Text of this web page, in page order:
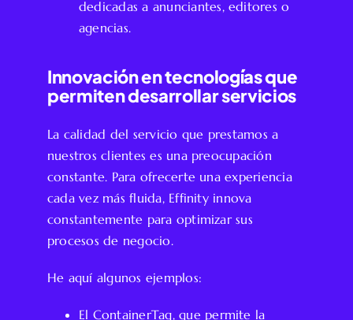
dedicadas a anunciantes, editores o
agencias.
Innovación en tecnologías que
permiten desarrollar servicios
La calidad del servicio que prestamos a
nuestros clientes es una preocupación
constante. Para ofrecerte una experiencia
cada vez más fluida, Effinity innova
constantemente para optimizar sus
procesos de negocio.
He aquí algunos ejemplos:
El ContainerTag, que permite la